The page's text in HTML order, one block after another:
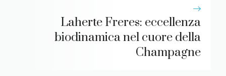
Laherte Freres: eccellenza
biodinamica nel cuore della
Champagne